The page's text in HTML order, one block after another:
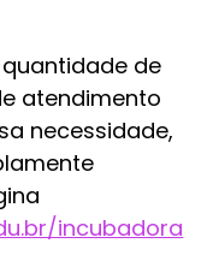
de
atendimento
necessidade,
incubadora